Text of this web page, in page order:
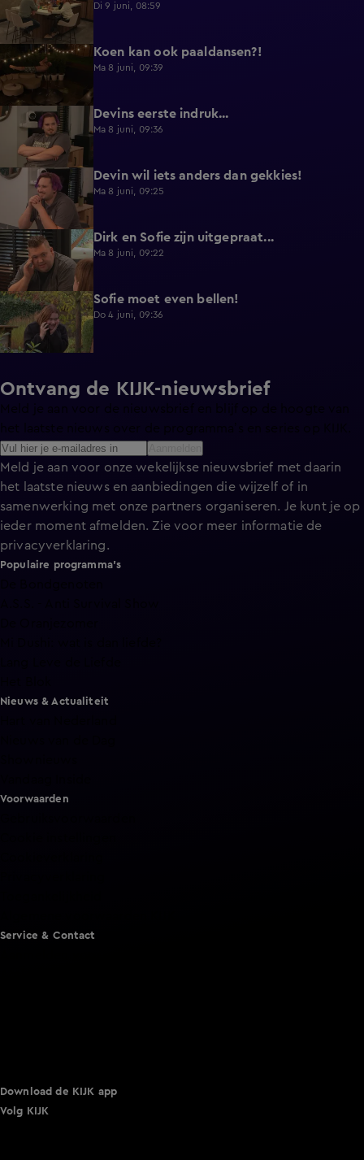
Di 9 juni, 08:59
0:38 Koen kan ook paaldansen?!
Ma 8 juni, 09:39
0:30 Devins eerste indruk...
Ma 8 juni, 09:36
0:25 Devin wil iets anders dan gekkies!
Ma 8 juni, 09:25
0:26 Dirk en Sofie zijn uitgepraat...
Ma 8 juni, 09:22
1:13 Sofie moet even bellen!
Do 4 juni, 09:36
Ontvang de KIJK-nieuwsbrief
Meld je aan voor onze wekelijkse nieuwsbrief met daarin
het laatste nieuws en aanbiedingen die wijzelf of in
samenwerking met onze partners organiseren. Je kunt je op
ieder moment afmelden. Zie voor meer informatie de
privacyverklaring.
Populaire programma's
Nieuws & Actualiteit
Voorwaarden
Service & Contact
Download de KIJK app
Volg KIJK